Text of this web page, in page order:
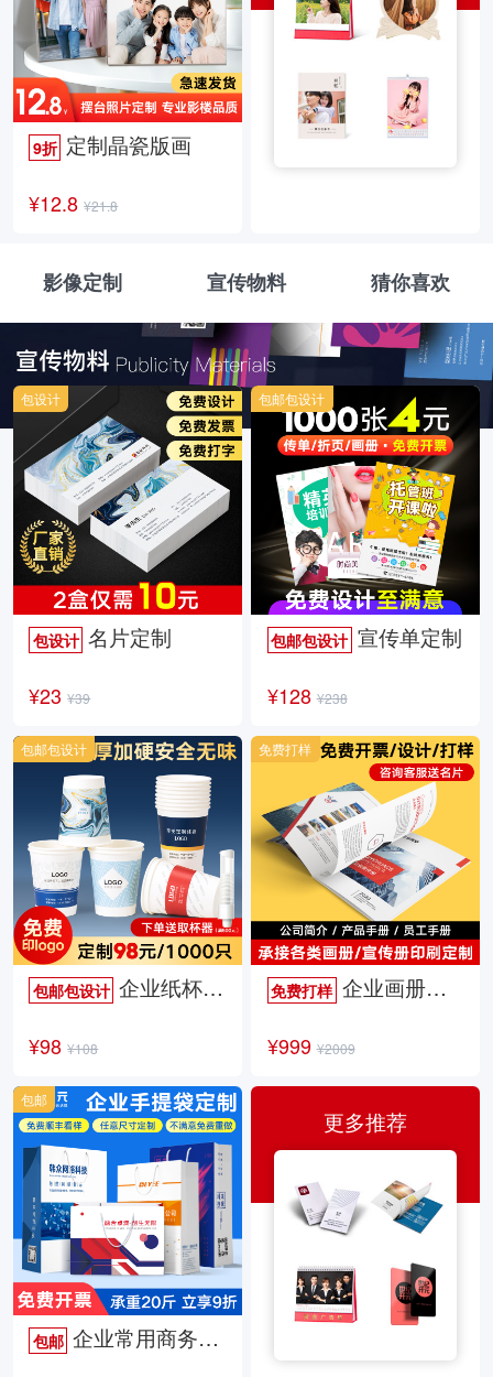
9折 定制晶瓷版画
¥12.8 ¥21.8
影像定制 宣传物料 猜你喜欢
包设计 名片定制
¥23 ¥39
包设计
包邮包设计宣传单定制
¥128 ¥238
包邮包设计
包邮包设计 企业纸杯定制
¥98 ¥108
包邮包设计
免费打样企业画册定制
¥999 ¥2009
免费打样
包邮 企业常用商务手提袋
包邮
更多推荐